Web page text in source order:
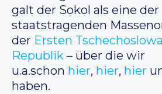
galt der Sokol als eine der
staatstragenden
der Ersten
Republik – über die wir
u.a.schon hier, hier, hier
haben.